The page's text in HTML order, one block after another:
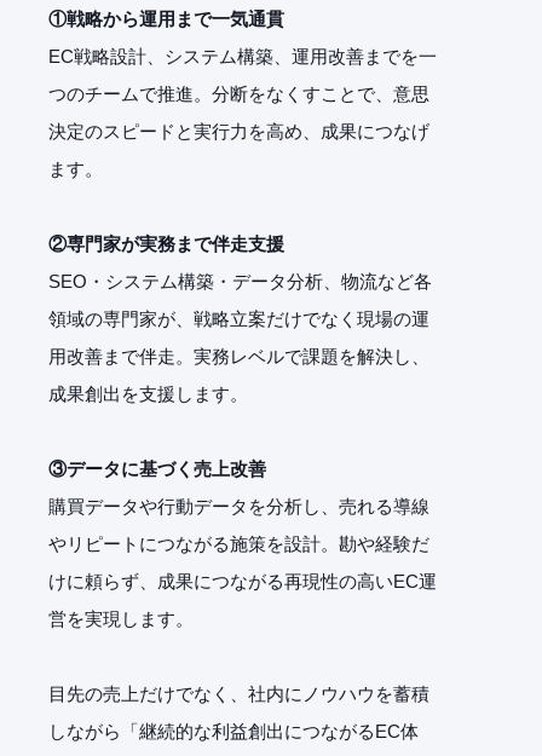
①戦略から運用まで一気通貫
EC戦略設計、システム構築、運用改善までを一
つのチームで推進。分断をなくすことで、意思
決定のスピードと実行力を高め、成果につなげ
ます。
②専門家が実務まで伴走支援
SEO・システム構築・データ分析、物流など各
領域の専門家が、戦略立案だけでなく現場の運
用改善まで伴走。実務レベルで課題を解決し、
成果創出を支援します。
③データに基づく売上改善
購買データや行動データを分析し、売れる導線
やリピートにつながる施策を設計。勘や経験だ
けに頼らず、成果につながる再現性の高いEC運
営を実現します。
目先の売上だけでなく、社内にノウハウを蓄積
しながら「継続的な利益創出につながるEC体